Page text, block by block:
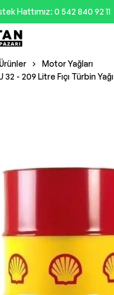
Hattımız: 0 542 840 92 11
Motor Yağları
- 209 Litre Fıçı Türbin Yağı